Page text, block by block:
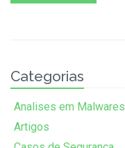
Categorias
Analises em Malwares
Artigos